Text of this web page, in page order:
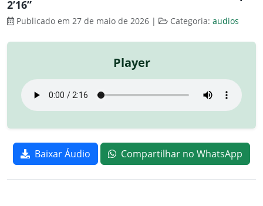
2’16”
Publicado em 27 de maio de 2026 | Categoria: audios
Player
Baixar Áudio Compartilhar no WhatsApp